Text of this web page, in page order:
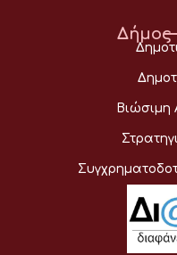
Δήμος
Βιώσιμη